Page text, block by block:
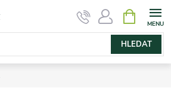
HLEDAT
NÁKUPNÍ
KOŠÍK